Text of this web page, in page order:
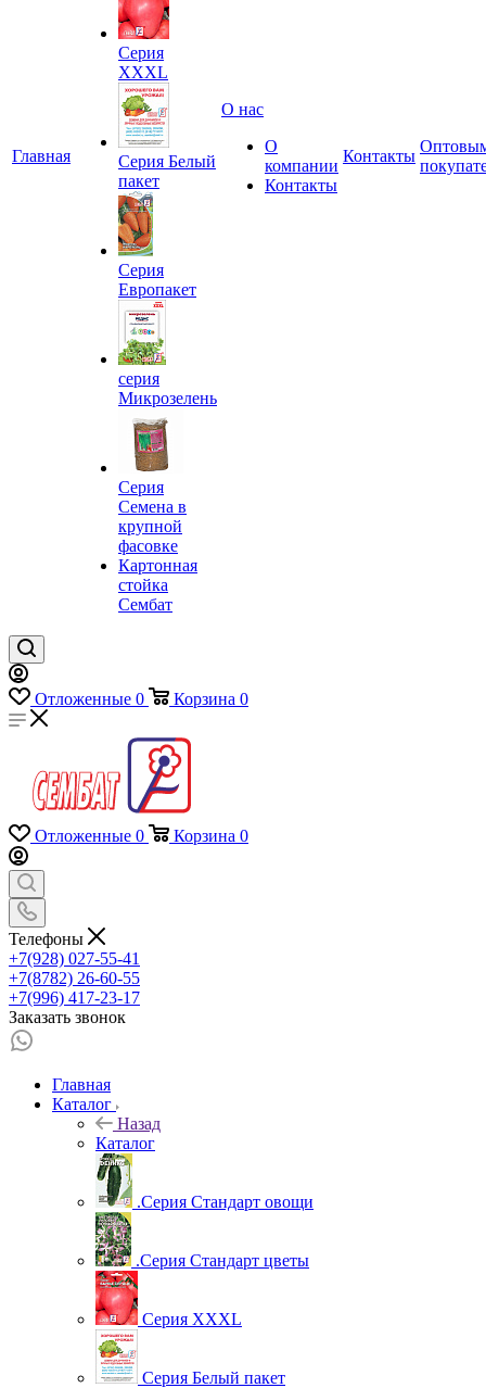
Главная
Серия
XXXL
Серия Белый
пакет
Серия
Европакет
серия
Микрозелень
Серия
Семена в
крупной
фасовке
Картонная
стойка
Сембат
О нас
О
компании
Контакты
Контакты
Отложенные 0 Корзина 0
Отложенные 0 Корзина 0
Телефоны
+7(928) 027-55-41
+7(8782) 26-60-55
+7(996) 417-23-17
Заказать звонок
Главная
Каталог
Назад
Каталог
.Серия Стандарт овощи
.Серия Стандарт цветы
Серия XXXL
Серия Белый пакет